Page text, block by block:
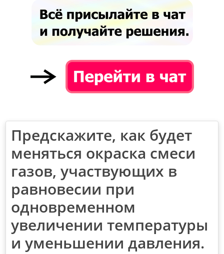
Предскажите, как будет
меняться окраска смеси
газов, участвующих в
равновесии при
одновременном
увеличении температуры
и уменьшении давления.